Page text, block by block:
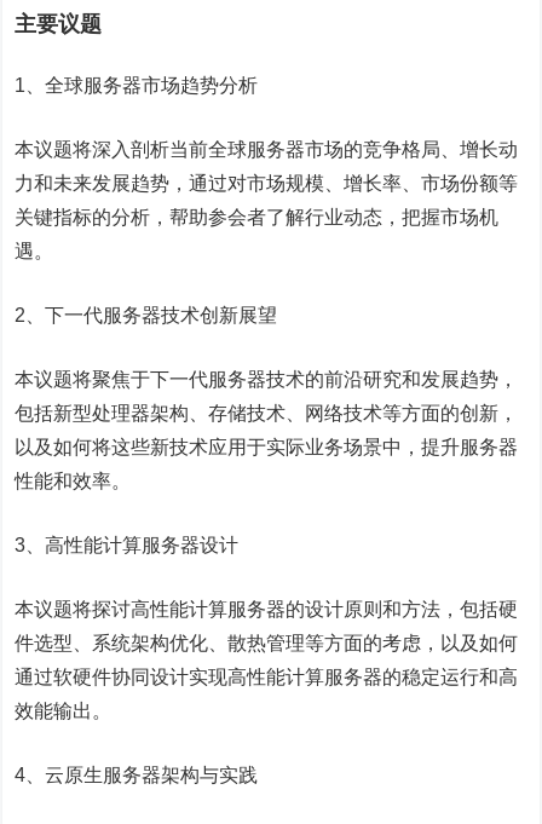
主要议题
1、全球服务器市场趋势分析
本议题将深入剖析当前全球服务器市场的竞争格局、增长动
力和未来发展趋势，通过对市场规模、增长率、市场份额等
关键指标的分析，帮助参会者了解行业动态，把握市场机
遇。
2、下一代服务器技术创新展望
本议题将聚焦于下一代服务器技术的前沿研究和发展趋势，
包括新型处理器架构、存储技术、网络技术等方面的创新，
以及如何将这些新技术应用于实际业务场景中，提升服务器
性能和效率。
3、高性能计算服务器设计
本议题将探讨高性能计算服务器的设计原则和方法，包括硬
件选型、系统架构优化、散热管理等方面的考虑，以及如何
通过软硬件协同设计实现高性能计算服务器的稳定运行和高
效能输出。
4、云原生服务器架构与实践